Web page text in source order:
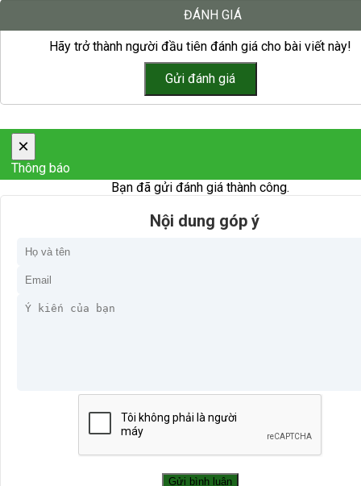
ĐÁNH GIÁ
Hãy trở thành người đầu tiên đánh giá cho bài viết này!
×
Thông báo
Bạn đã gửi đánh giá thành công.
Nội dung góp ý